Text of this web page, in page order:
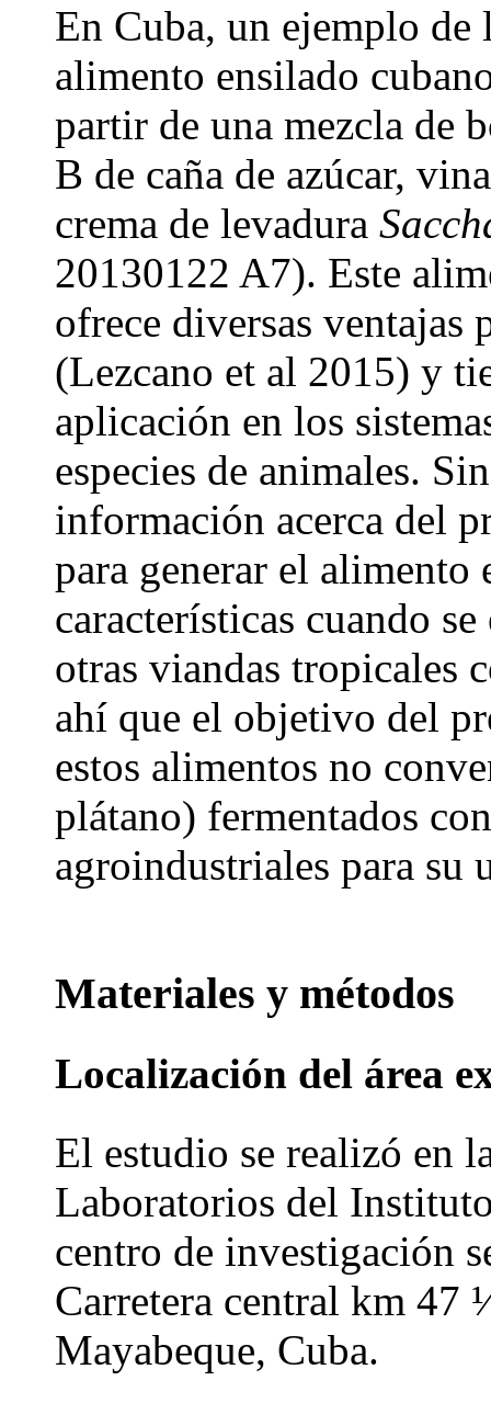
En Cuba, un ejemplo de
alimento ensilado
partir de una mezcla de
B de caña de azúcar,
crema de levadura
20130122 A7). Este
ofrece diversas ventajas
(Lezcano et al 2015) y
aplicación en los
especies de animales.
información acerca del
para generar el alimento
características cuando
otras viandas tropicales
ahí que el objetivo del
estos alimentos no
plátano) fermentados
agroindustriales para su
Materiales y métodos
Localización del área
El estudio se realizó en
Laboratorios del
centro de investigación
Carretera central km 47
Mayabeque, Cuba.